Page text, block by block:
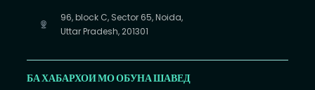
96, block C, Sector 65, Noida,
Uttar Pradesh, 201301
БА ХАБАРХОИ МО ОБУНА ШАВЕД